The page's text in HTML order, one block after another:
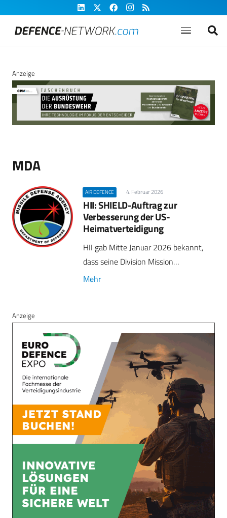
Anzeige
MDA
AIR DEFENCE 4. Februar 2026
HII: SHIELD-Auftrag zur
Verbesserung der US-
Heimatverteidigung
HII gab Mitte Januar 2026 bekannt,
dass seine Division Mission…
Mehr
Anzeige